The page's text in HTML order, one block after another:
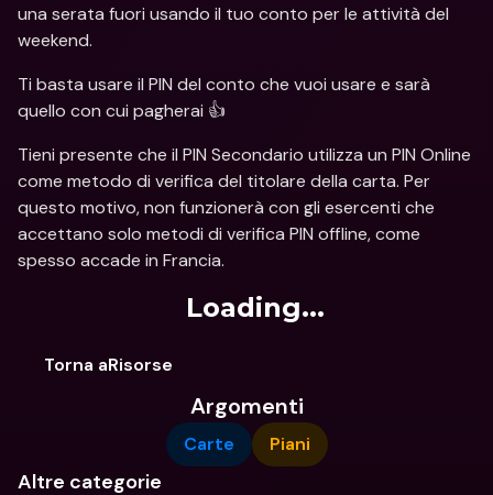
una serata fuori usando il tuo conto per le attività del
weekend.
Ti basta usare il PIN del conto che vuoi usare e sarà
quello con cui pagherai 👍
Tieni presente che il PIN Secondario utilizza un PIN Online
come metodo di verifica del titolare della carta. Per
questo motivo, non funzionerà con gli esercenti che
accettano solo metodi di verifica PIN offline, come
spesso accade in Francia.
Loading...
Torna aRisorse
Argomenti
Carte Piani
Altre categorie